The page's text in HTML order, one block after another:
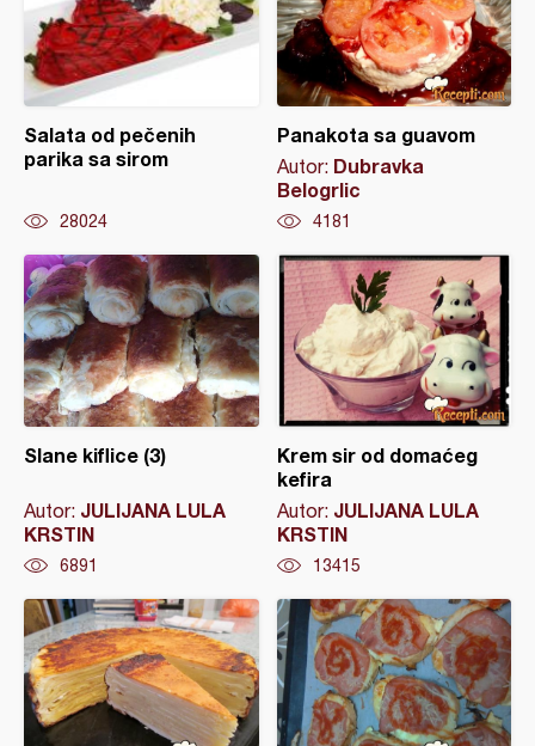
Salata od pečenih
parika sa sirom
28024
Panakota sa guavom
Autor: Dubravka
Belogrlic
4181
Slane kiflice (3)
Autor: JULIJANA LULA
KRSTIN
6891
Krem sir od domaćeg
kefira
Autor: JULIJANA LULA
KRSTIN
13415